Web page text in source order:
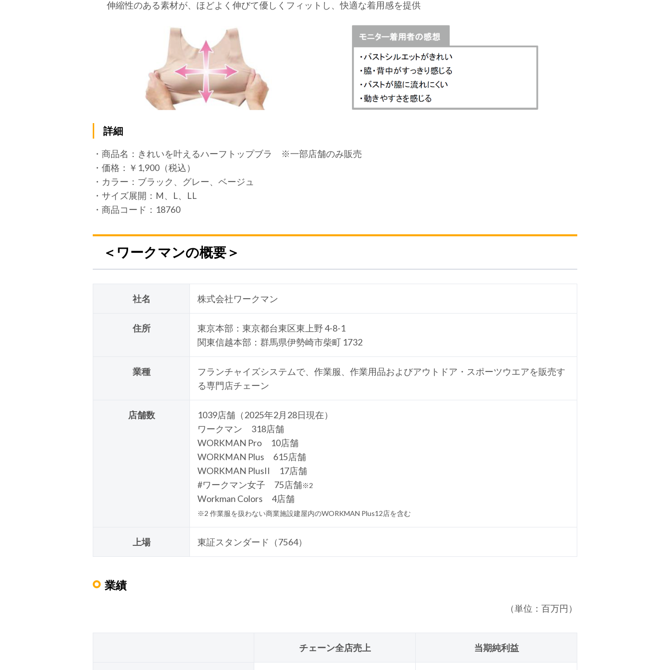
伸縮性のある素材が、ほどよく伸びて優しくフィットし、快適な着用感を提供
詳細
・商品名：きれいを叶えるハーフトップブラ ※一部店舗のみ販売
・価格：￥1,900（税込）
・カラー：ブラック、グレー、ベージュ
・サイズ展開：M、L、LL
・商品コード：18760
＜ワークマンの概要＞
社名 株式会社ワークマン
住所
東京本部：東京都台東区東上野 4-8-1
関東信越本部：群馬県伊勢崎市柴町 1732
業種
フランチャイズシステムで、作業服、作業用品およびアウトドア・スポーツウエアを販売す
る専門店チェーン
店舗数
1039店舗（2025年2月28日現在）
ワークマン 318店舗
WORKMAN Pro 10店舗
WORKMAN Plus 615店舗
WORKMAN PlusII 17店舗
#ワークマン女子 75店舗※2
Workman Colors 4店舗
※2 作業服を扱わない商業施設建屋内のWORKMAN Plus12店を含む
上場 東証スタンダード（7564）
業績
（単位：百万円）
チェーン全店売上 当期純利益